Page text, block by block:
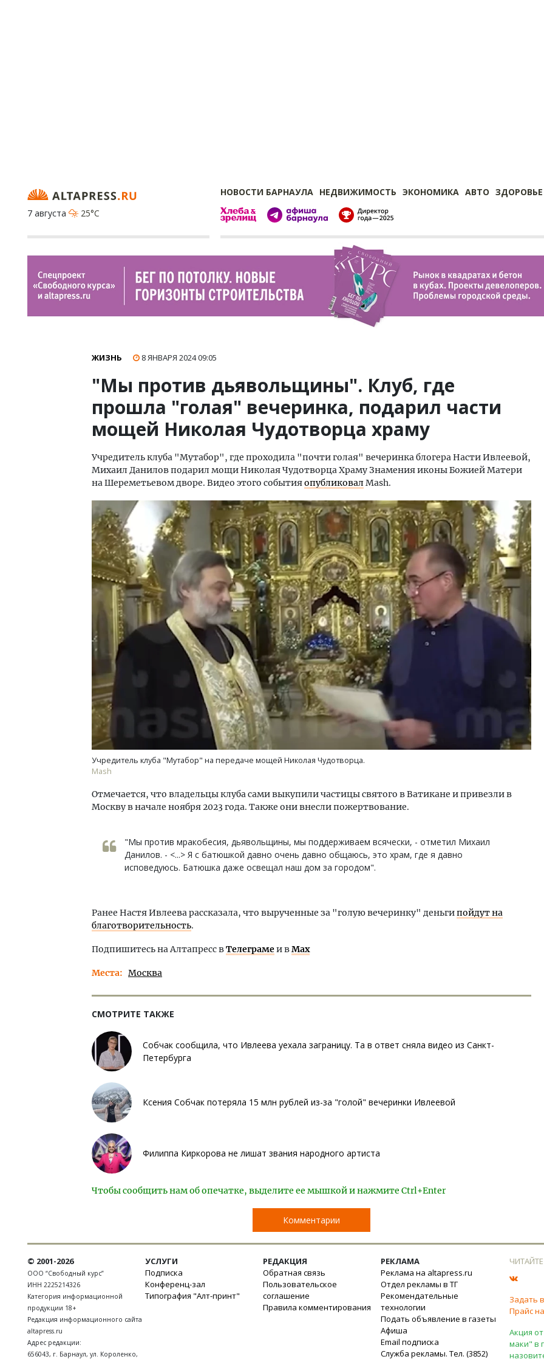
НОВОСТИ БАРНАУЛА НЕДВИЖИМОСТЬ ЭКОНОМИКА АВТО ЗДОРОВЬЕ
7 августа
25°C
ЖИЗНЬ 8 ЯНВАРЯ 202409:05
"Мы против дьявольщины". Клуб, где
прошла "голая" вечеринка, подарил части
мощей Николая Чудотворца храму
Учредитель клуба "Мутабор", где проходила "почти голая" вечеринка блогера Насти Ивлеевой,
Михаил Данилов подарил мощи Николая Чудотворца Храму Знамения иконы Божией Матери
на Шереметьевом дворе. Видео этого событияопубликовалMash.
Учредитель клуба "Мутабор" на передаче мощей Николая Чудотворца.
Mash
Отмечается, что владельцы клуба сами выкупили частицы святого в Ватикане и привезли в
Москву в начале ноября 2023 года. Также они внесли пожертвование.
"Мы против мракобесия, дьявольщины, мы поддерживаем всячески, - отметил Михаил
Данилов. - <...> Я с батюшкой давно очень давно общаюсь, это храм, где я давно
исповедуюсь. Батюшка даже освещал наш дом за городом".
Ранее Настя Ивлеева рассказала, что вырученные за "голую вечеринку" деньгипойдут на
благотворительность.
Подпишитесь на Алтапресс вТелеграмеи вMax
Места Москва
СМОТРИТЕ ТАКЖЕ
Собчак сообщила, что Ивлеева уехала заграницу. Та в ответ сняла видео из Санкт-
Петербурга
Ксения Собчак потеряла 15 млн рублей из-за "голой" вечеринки Ивлеевой
Филиппа Киркорова не лишат звания народного артиста
Чтобы сообщить нам об опечатке, выделите ее мышкой и нажмите Ctrl+Enter
Комментарии
Ищем новые берега.
Гатилов — о том, как
оставаться на плаву,
СТРОИТЕЛЬСТВО
© 2001-2026
ООО “Свободный курс”
ИНН 2225214326
Категория информационной
продукции 18+
Редакция информационного сайта
altapress.ru
Адрес редакции:
656043, г. Барнаул, ул. Короленко,
УСЛУГИ
Подписка
Конференц-зал
Типография "Алт-принт"
РЕДАКЦИЯ
Обратная связь
Пользовательское
соглашение
Правила комментирования
РЕКЛАМА
Реклама на altapress.ru
Отдел рекламы в ТГ
Рекомендательные
технологии
Подать объявление в газеты
Афиша
Email подписка
Служба рекламы. Тел. (3852)
Задать
Прайс
Акция
маки" в